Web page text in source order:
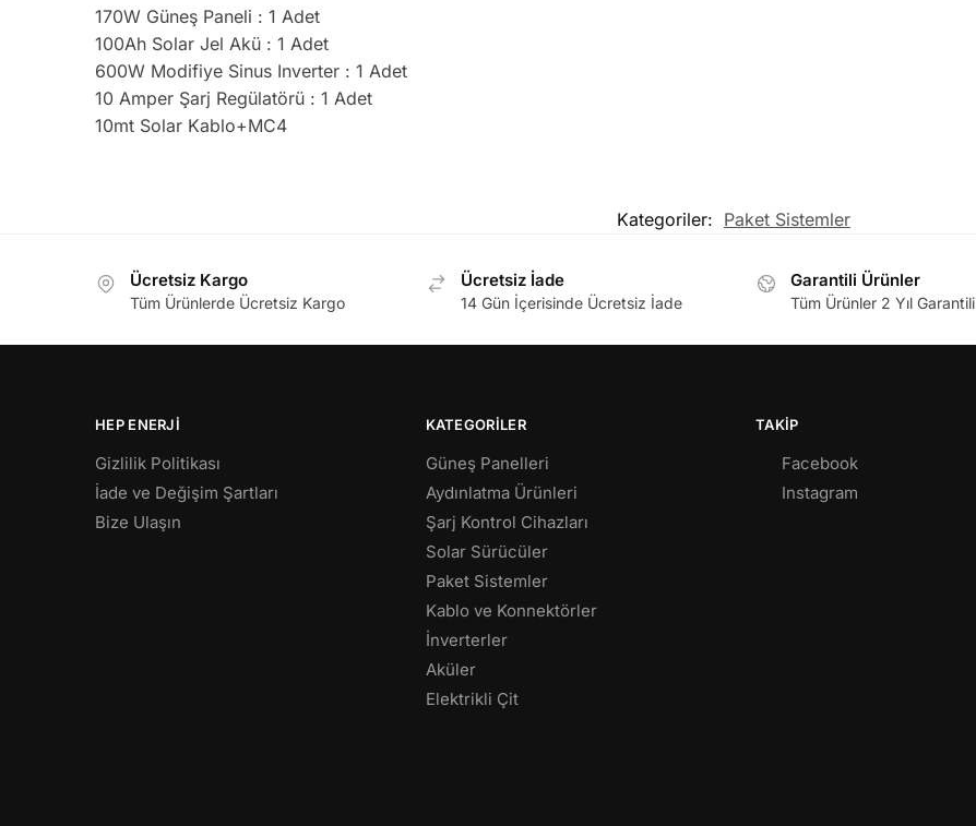
170W Güneş Paneli : 1 Adet
100Ah Solar Jel Akü : 1 Adet
600W Modifiye Sinus Inverter : 1 Adet
10 Amper Şarj Regülatörü : 1 Adet
10mt Solar Kablo+MC4
Kategoriler: Paket Sistemler
Ücretsiz Kargo
Tüm Ürünlerde Ücretsiz Kargo
Ücretsiz İade
14 Gün İçerisinde Ücretsiz İade
Garantili Ürünler
Tüm Ürünler 2 Yıl Garantili
HEP ENERJI
Gizlilik Politikası
İade ve Değişim Şartları
Bize Ulaşın
KATEGORILER
Güneş Panelleri
Aydınlatma Ürünleri
Şarj Kontrol Cihazları
Solar Sürücüler
Paket Sistemler
Kablo ve Konnektörler
İnverterler
Aküler
Elektrikli Çit
TAKIP
Facebook
Instagram